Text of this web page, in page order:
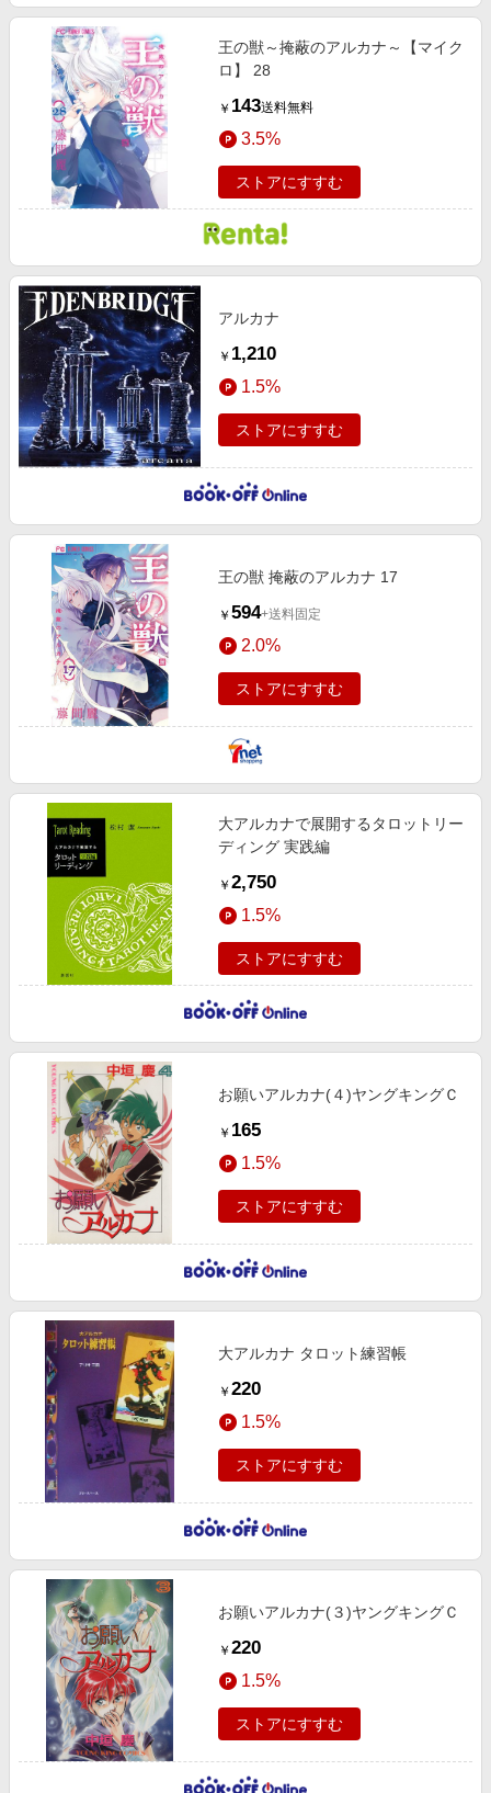
王の獣～掩蔽のアルカナ～【マイク
ロ】 28
￥ 143送料無料
3.5%
ストアにすすむ
アルカナ
￥ 1,210
1.5%
ストアにすすむ
王の獣 掩蔽のアルカナ 17
￥ 594+送料固定
2.0%
ストアにすすむ
大アルカナで展開するタロットリー
ディング 実践編
￥ 2,750
1.5%
ストアにすすむ
お願いアルカナ(４)ヤングキングＣ
￥ 165
1.5%
ストアにすすむ
大アルカナ タロット練習帳
￥ 220
1.5%
ストアにすすむ
お願いアルカナ(３)ヤングキングＣ
￥ 220
1.5%
ストアにすすむ